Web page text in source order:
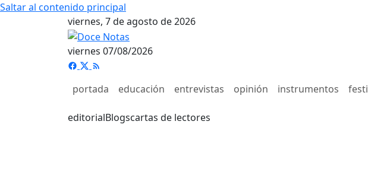
Saltar al contenido principal
viernes, 7 de agosto de 2026
viernes 07/08/2026
portada educación entrevistas opinión instrumentos
editorialBlogscartas de lectores